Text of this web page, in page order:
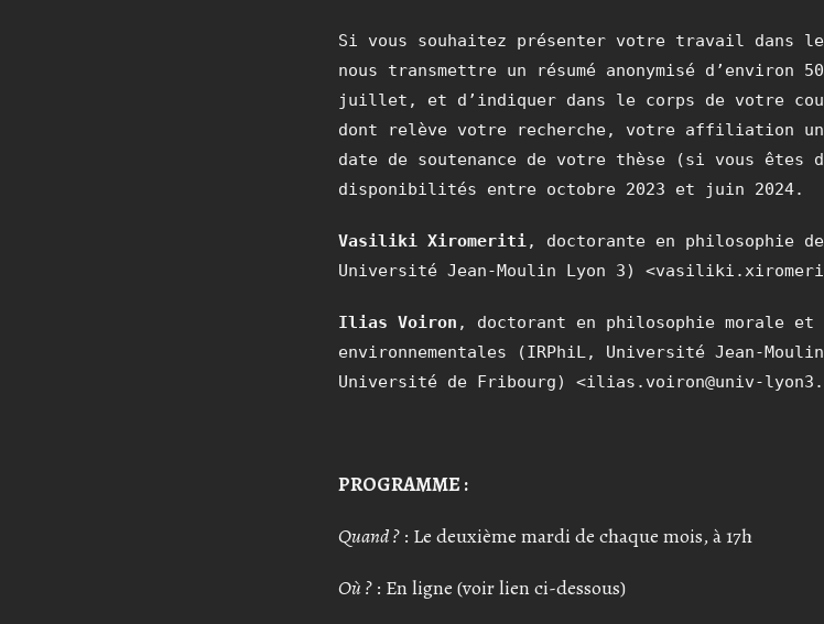
Si vous souhaitez présenter votre travail dans
nous transmettre un résumé anonymisé d’environ
juillet, et d’indiquer dans le corps de votre
dont relève votre recherche, votre affiliation
date de soutenance de votre thèse (si vous êtes
disponibilités entre octobre 2023 et juin 2024.
Vasiliki Xiromeriti , doctorante en philosophie
Université Jean-Moulin Lyon 3)
Ilias Voiron , doctorant en philosophie morale
environnementales (IRPhiL, Université Jean-
Université de Fribourg) <ilias.voiron@univ-
PROGRAMME :
Quand ?: Le deuxième mardi de chaque mois, à 17h
Où ?: En ligne (voir lien ci-dessous)